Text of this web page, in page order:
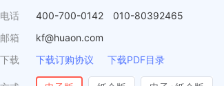
话
400-700-0142 010-80392465
箱
kf@huaon.com
载
下载订购协议 下载PDF目录